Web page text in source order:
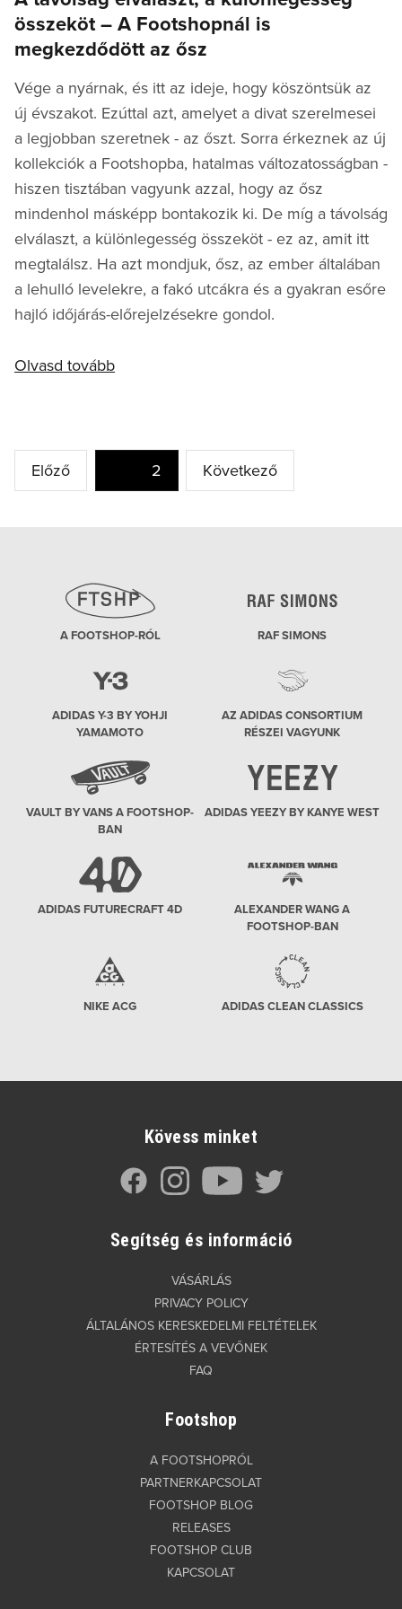
összeköt – A Footshopnál is
megkezdődött az ősz
Vége a nyárnak, és itt az ideje, hogy köszöntsük az
új évszakot. Ezúttal azt, amelyet a divat szerelmesei
a legjobban szeretnek - az őszt. Sorra érkeznek az új
kollekciók a Footshopba, hatalmas változatosságban -
hiszen tisztában vagyunk azzal, hogy az ősz
mindenhol másképp bontakozik ki. De míg a távolság
elválaszt, a különlegesség összeköt - ez az, amit itt
megtalálsz. Ha azt mondjuk, ősz, az ember általában
a lehulló levelekre, a fakó utcákra és a gyakran esőre
hajló időjárás-előrejelzésekre gondol.
Olvasd tovább
Bejegyzés
navigáció
Előző 2 Következő
A FOOTSHOP-RÓL RAF SIMONS
ADIDAS Y-3 BY YOHJI
YAMAMOTO
AZ ADIDAS CONSORTIUM
RÉSZEI VAGYUNK
VAULT BY VANS A FOOTSHOP-
BAN
ADIDAS YEEZY BY KANYE WEST
ADIDAS FUTURECRAFT 4D
ALEXANDER WANG A
FOOTSHOP-BAN
NIKE ACG ADIDAS CLEAN CLASSICS
Kövess minket
Segítség és információ
VÁSÁRLÁS
PRIVACY POLICY
ÁLTALÁNOS KERESKEDELMI FELTÉTELEK
ÉRTESÍTÉS A VEVŐNEK
FAQ
Footshop
A FOOTSHOPRÓL
PARTNERKAPCSOLAT
FOOTSHOP BLOG
RELEASES
FOOTSHOP CLUB
KAPCSOLAT